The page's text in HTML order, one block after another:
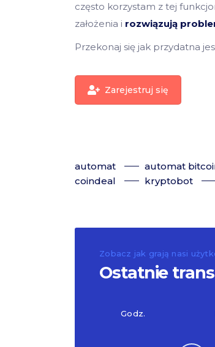
często korzystam z tej
założenia i rozwiązują
Przekonaj się jak przydatna
Zarejestruj się
automat automat
coindeal
kryptobot
Zobacz jak grają nasi
Ostatnie
Godz.